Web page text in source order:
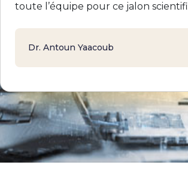
toute l’équipe pour ce jalon
Dr. Antoun Yaacoub